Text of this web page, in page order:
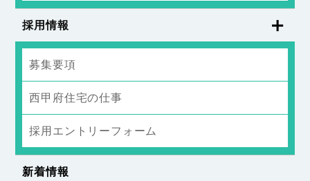
採用情報
募集要項
西甲府住宅の仕事
採用エントリーフォーム
新着情報